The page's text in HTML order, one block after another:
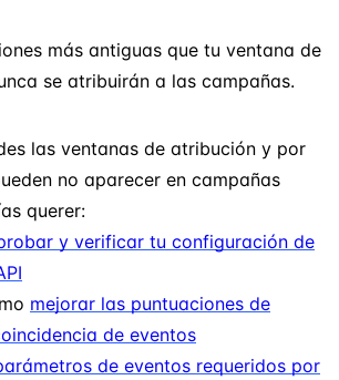
más antiguas que tu ventana de
se atribuirán a las campañas.
las ventanas de atribución y por
no aparecer en campañas
querer:
y verificar tu configuración de
mejorar las puntuaciones de
de eventos
de eventos requeridos por